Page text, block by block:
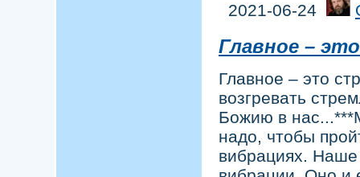
2021-06-24
Главное –
Главное – это
возгревать
Божию в
надо, чтобы
вибрациях. Наше